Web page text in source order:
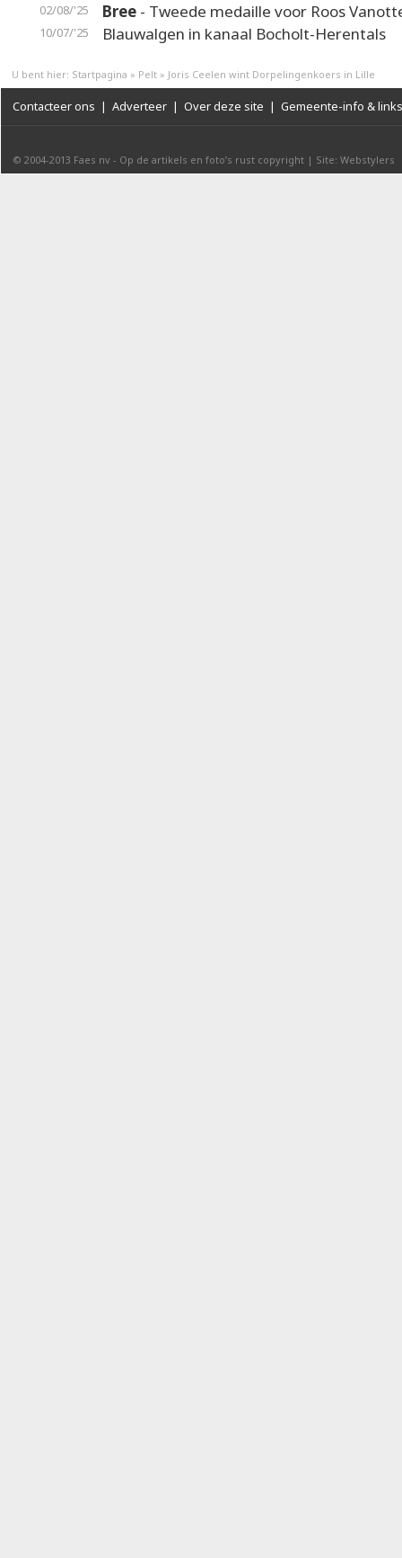
02/08/'25 Bree - Tweede medaille voor Roos
10/07/'25 Blauwalgen in kanaal Bocholt-Herentals
U bent hier: Startpagina » Pelt » Joris Ceelen wint Dorpelingenkoers in Lille
Contacteer ons | Adverteer | Over deze site | Gemeente-info & links
© 2004-2013 Faes nv - Op de artikels en foto’s rust copyright | Site: Webstylers